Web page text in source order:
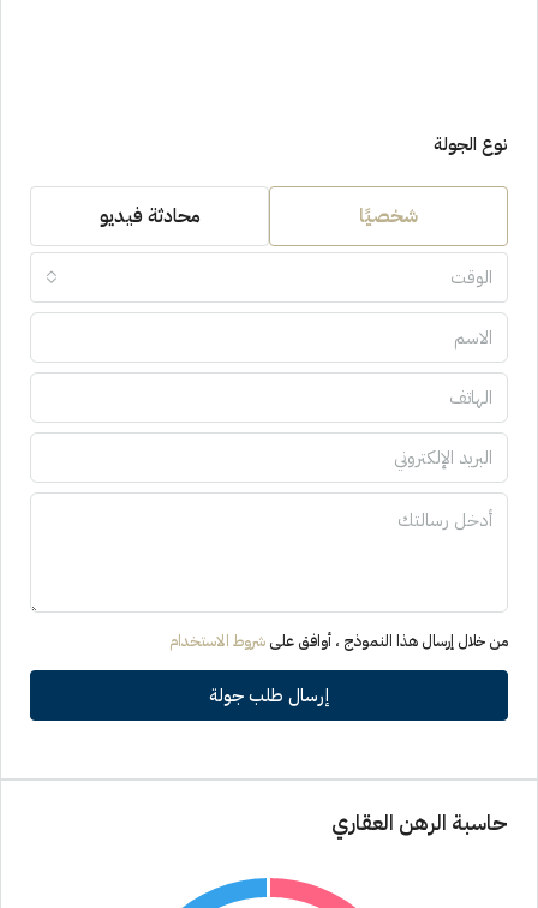
نوع الجولة
شخصيًا محادثة فيديو
الوقت
من خلال إرسال هذا النموذج ، أوافق على شروط الاستخدام
إرسال طلب جولة
حاسبة الرهن العقاري